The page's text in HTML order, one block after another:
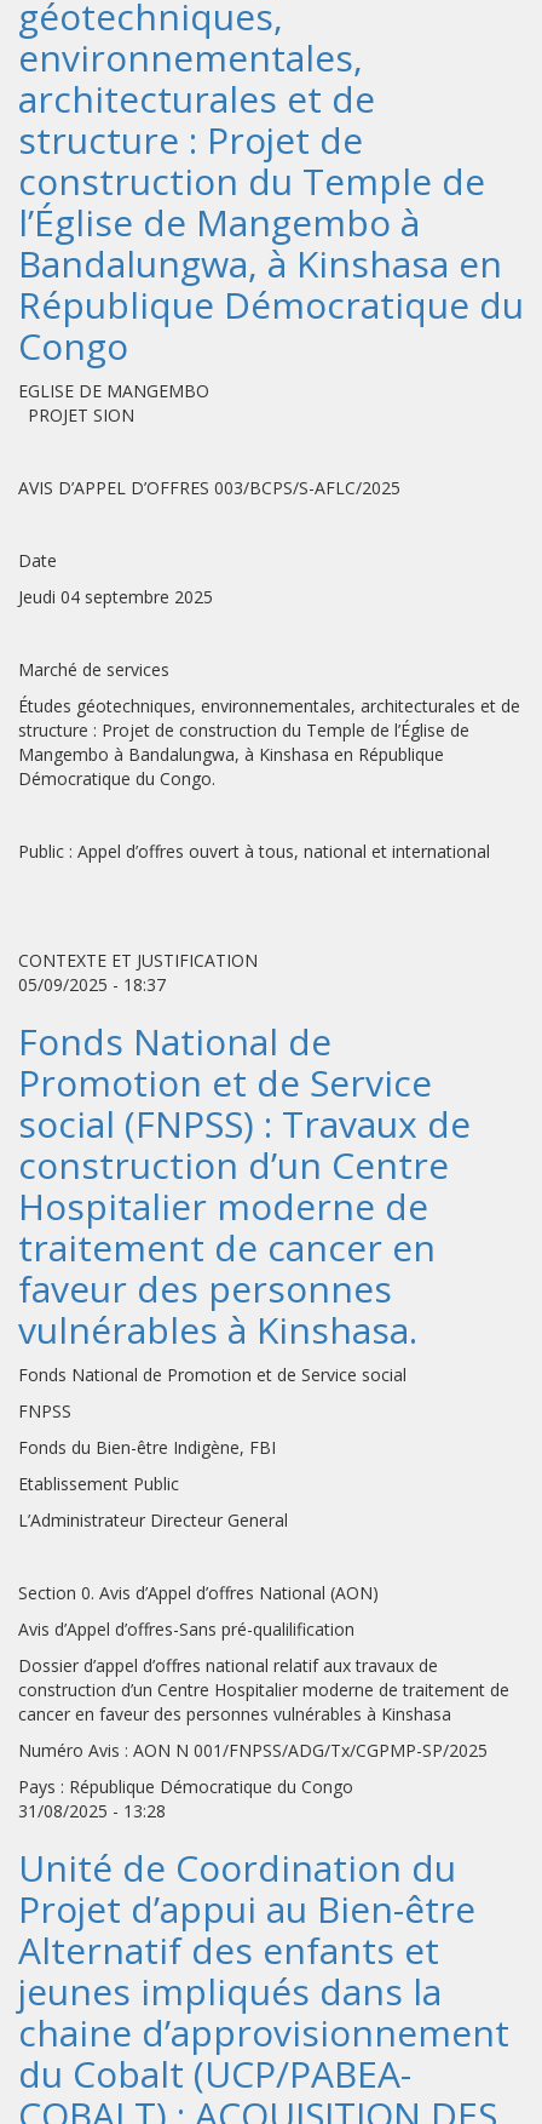
géotechniques,
environnementales,
architecturales et de
structure : Projet de
construction du Temple de
l’Église de Mangembo à
Bandalungwa, à Kinshasa en
République Démocratique du
Congo
EGLISE DE MANGEMBO
PROJET SION
AVIS D’APPEL D’OFFRES 003/BCPS/S-AFLC/2025
Date
Jeudi 04 septembre 2025
Marché de services
Études géotechniques, environnementales, architecturales et de
structure : Projet de construction du Temple de l’Église de
Mangembo à Bandalungwa, à Kinshasa en République
Démocratique du Congo.
Public : Appel d’offres ouvert à tous, national et international
CONTEXTE ET JUSTIFICATION
05/09/2025 - 18:37
Fonds National de
Promotion et de Service
social (FNPSS) : Travaux de
construction d’un Centre
Hospitalier moderne de
traitement de cancer en
faveur des personnes
vulnérables à Kinshasa.
Fonds National de Promotion et de Service social
FNPSS
Fonds du Bien-être Indigène, FBI
Etablissement Public
L’Administrateur Directeur General
Section 0. Avis d’Appel d’offres National (AON)
Avis d’Appel d’offres-Sans pré-qualilification
Dossier d’appel d’offres national relatif aux travaux de
construction d’un Centre Hospitalier moderne de traitement de
cancer en faveur des personnes vulnérables à Kinshasa
Numéro Avis : AON N 001/FNPSS/ADG/Tx/CGPMP-SP/2025
Pays : République Démocratique du Congo
31/08/2025 - 13:28
Unité de Coordination du
Projet d’appui au Bien-être
Alternatif des enfants et
jeunes impliqués dans la
chaine d’approvisionnement
du Cobalt (UCP/PABEA-